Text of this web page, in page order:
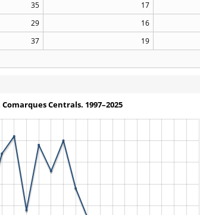
35 17
29 16
37 19